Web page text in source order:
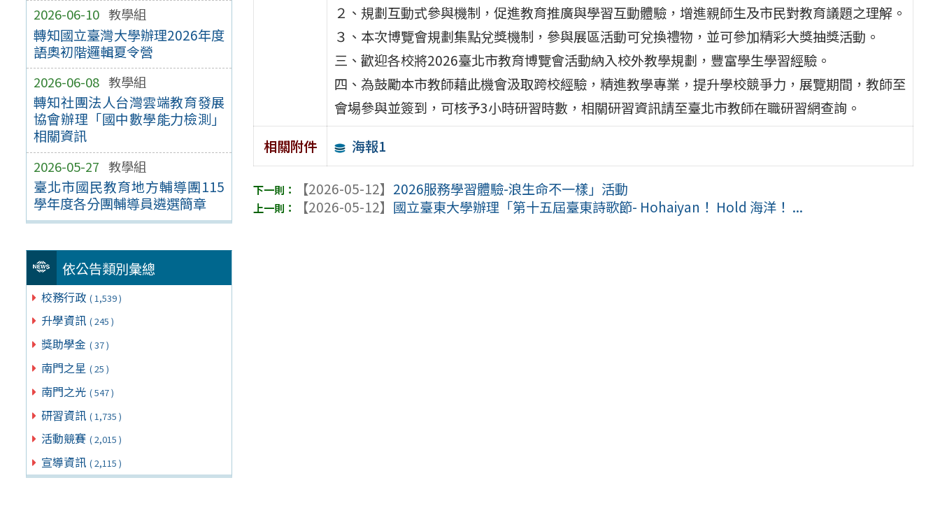
2026-06-10 教學組
轉知國立臺灣大學辦理2026年度
語奧初階邏輯夏令營
2026-06-08 教學組
轉知社團法人台灣雲端教育發展
協會辦理「國中數學能力檢測」
相關資訊
2026-05-27 教學組
臺北市國民教育地方輔導團115
學年度各分團輔導員遴選簡章
依公告類別彙總
校務行政 ( 1,539 )
升學資訊 ( 245 )
獎助學金 ( 37 )
南門之星 ( 25 )
南門之光 ( 547 )
研習資訊 ( 1,735 )
活動競賽 ( 2,015 )
宣導資訊 ( 2,115 )
２、規劃互動式參與機制，促進教育推廣與學習互動體驗，增進親師生及市民對教育議題之理解。
３、本次博覽會規劃集點兌獎機制，參與展區活動可兌換禮物，並可參加精彩大獎抽獎活動。
三、歡迎各校將2026臺北市教育博覽會活動納入校外教學規劃，豐富學生學習經驗。
四、為鼓勵本市教師藉此機會汲取跨校經驗，精進教學專業，提升學校競爭力，展覽期間，教師至
會場參與並簽到，可核予3小時研習時數，相關研習資訊請至臺北市教師在職研習網查詢。
相關附件
海報1
【2026-05-12】 2026服務學習體驗-浪生命不一樣」活動
【2026-05-12】 國立臺東大學辦理「第十五屆臺東詩歌節- Hohaiyan！ Hold 海洋！ ...